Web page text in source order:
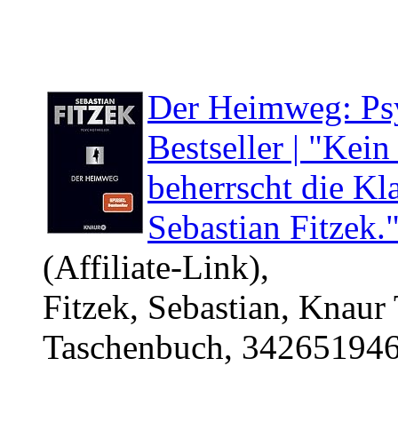
Der Heimweg:
Bestseller | "Kein
beherrscht die
Sebastian
(Affiliate-Link),
Fitzek, Sebastian, Knaur
Taschenbuch,